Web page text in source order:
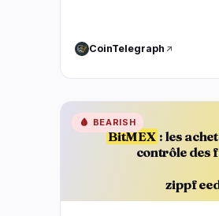
CoinTelegraph
BitMEX : les
contrôle des
🩸 BEARISH